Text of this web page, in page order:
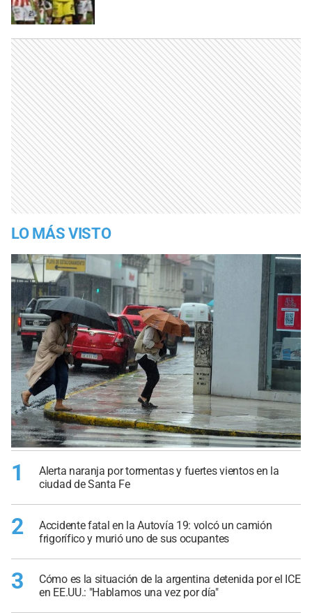
LO MÁS VISTO
1
Alerta naranja por tormentas y fuertes vientos en la
ciudad de Santa Fe
2
Accidente fatal en la Autovía 19: volcó un camión
frigorífico y murió uno de sus ocupantes
3
Cómo es la situación de la argentina detenida por el ICE
en EE.UU.: "Hablamos una vez por día"